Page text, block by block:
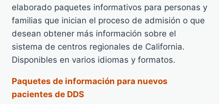
elaborado paquetes informativos para personas y
familias que inician el proceso de admisión o que
desean obtener más información sobre el
sistema de centros regionales de California.
Disponibles en varios idiomas y formatos.
Paquetes de información para nuevos
pacientes de DDS